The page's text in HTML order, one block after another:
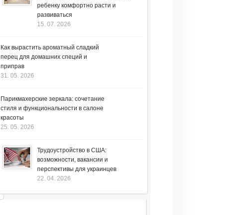
ребенку комфортно расти и
развиваться
15. 07. 2026
Как вырастить ароматный сладкий
перец для домашних специй и
приправ
31. 05. 2026
Парикмахерские зеркала: сочетание
стиля и функциональности в салоне
красоты
25. 05. 2026
Трудоустройство в США:
возможности, вакансии и
перспективы для украинцев
22. 04. 2026